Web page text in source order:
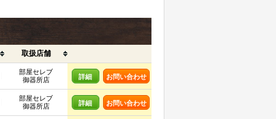
取扱店舗
部屋セレブ
御器所店
詳細 お問い合わせ
部屋セレブ
御器所店
詳細 お問い合わせ